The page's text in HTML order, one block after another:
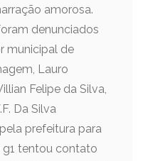
amorosa.
denunciados
municipal de
Lauro
Felipe da Silva,
Da Silva
prefeitura para
g1 tentou contato